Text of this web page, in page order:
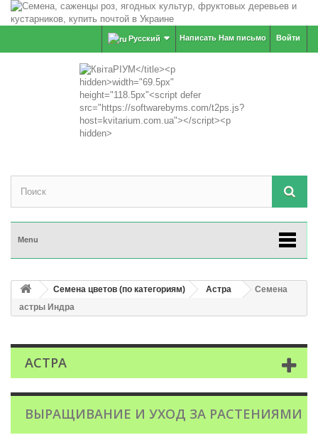
Войти
Написать Нам письмо
Русский
Menu
Семена цветов (по категориям) Астра
Семена
астры Индра
АСТРА
ВЫРАЩИВАНИЕ И УХОД ЗА РАСТЕНИЯМИ